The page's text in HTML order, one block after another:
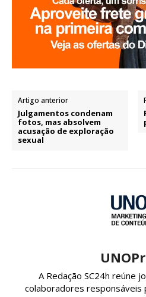
Artigo anterior
Julgamentos condenam
fotos, mas absolvem
acusação de exploração
sexual
A Redação SC24h reúne
colaboradores responsáveis